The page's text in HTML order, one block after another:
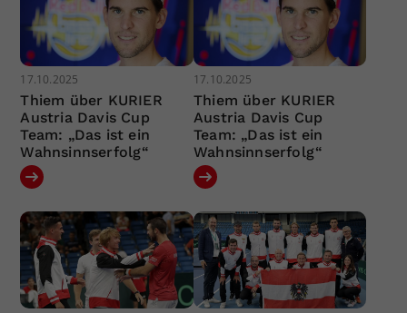
17.10.2025
Thiem über KURIER
Austria Davis Cup
Team: „Das ist ein
Wahnsinnserfolg“
17.10.2025
Thiem über KURIER
Austria Davis Cup
Team: „Das ist ein
Wahnsinnserfolg“